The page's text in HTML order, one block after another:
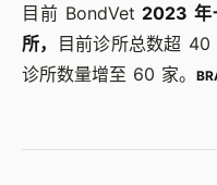
目前 BondVet 2023 年
所，
目前诊所总数超
诊所数量增至 60 家。